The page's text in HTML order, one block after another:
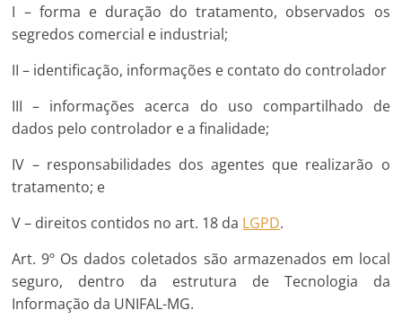
I – forma e duração do tratamento, observados os
segredos comercial e industrial;
II – identificação, informações e contato do controlador
III – informações acerca do uso compartilhado de
dados pelo controlador e a finalidade;
IV – responsabilidades dos agentes que realizarão o
tratamento; e
V – direitos contidos no art. 18 da LGPD.
Art. 9º Os dados coletados são armazenados em local
seguro, dentro da estrutura de Tecnologia da
Informação da UNIFAL-MG.